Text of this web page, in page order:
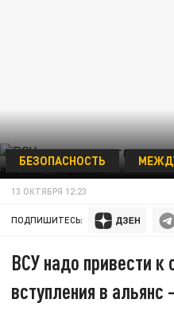
БЕЗОПАСНОСТЬ
13 ОКТЯБРЯ 12:23
ПОДПИШИТЕСЬ:
ВСУ надо привести
вступления в альянс